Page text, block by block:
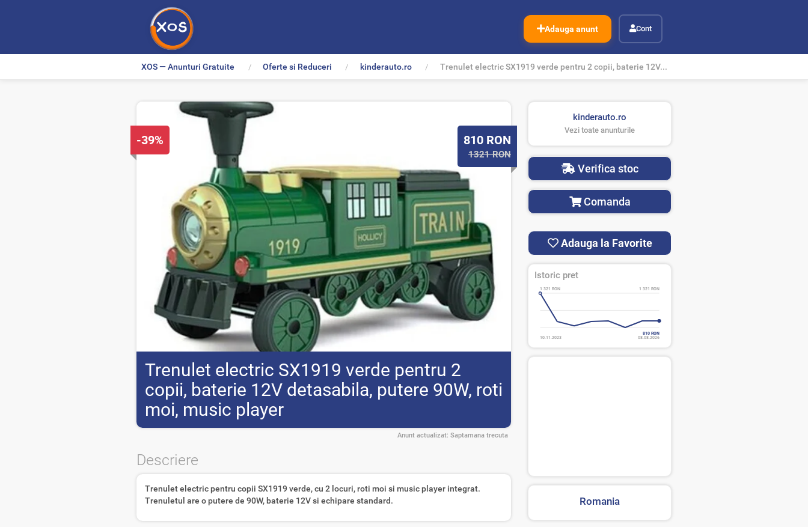
Adauga anunt Cont
XOS — Anunturi Gratuite Oferte si Reduceri kinderauto.ro Trenulet electric SX1919 verde pentru 2 copii, baterie 12V...
Trenulet electric SX1919 verde pentru 2
copii, baterie 12V detasabila, putere 90W, roti
moi, music player
Anunt actualizat: Saptamana trecuta
Descriere
Trenulet electric pentru copii SX1919 verde, cu 2 locuri, roti moi si music player integrat.
Trenuletul are o putere de 90W, baterie 12V si echipare standard.
P
e
t
810 RON
1321 RON
D
i
-39%
kinderauto.ro
Vezi toate anunturile
Verifica stoc
Comanda
Adauga la Favorite
Istoric pret
1 321 RON 1 321 RON
810 RON
10.11.2023
08.08.2026
Romania